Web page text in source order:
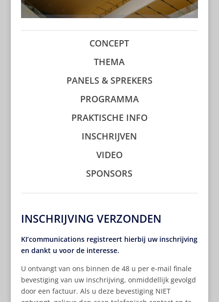
CONCEPT
THEMA
PANELS & SPREKERS
PROGRAMMA
PRAKTISCHE INFO
INSCHRIJVEN
VIDEO
SPONSORS
INSCHRIJVING VERZONDEN
KI’communications registreert hierbij uw inschrijving
en dankt u voor de interesse.
U ontvangt van ons binnen de 48 u per e-mail finale
bevestiging van uw inschrijving, onmiddellijk gevolgd
door een factuur. Als u deze bevestiging NIET